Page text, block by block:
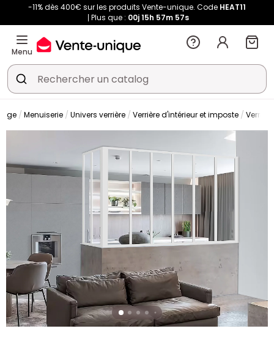
-11% dès 400€ sur les produits Vente-unique. Code HEAT11
Plus que : 00j 15h 57m 57s
Menu
Menuiserie Univers verrière Verrière d'intérieur et imposte Verrière